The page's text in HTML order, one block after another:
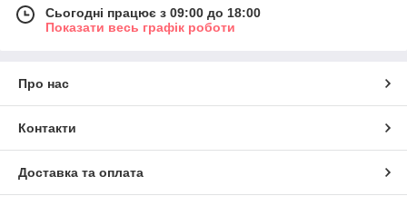
Сьогодні працює з 09:00 до 18:00
Показати весь графік роботи
Про нас
Контакти
Доставка та оплата